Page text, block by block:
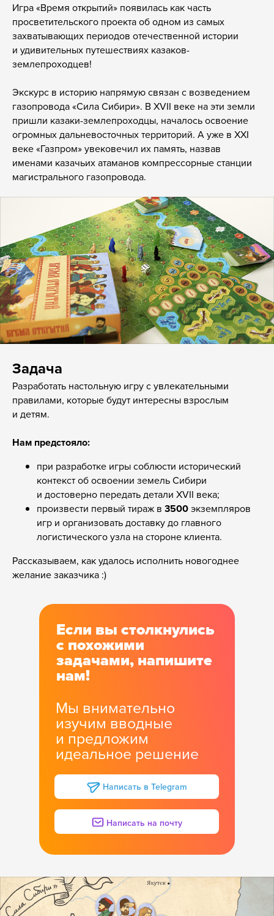
Игра «Время открытий» появилась как часть
просветительского проекта об одном из самых
захватывающих периодов отечественной истории
и удивительных путешествиях казаков-
землепроходцев!
Экскурс в историю напрямую связан с возведением
газопровода «Сила Сибири». В XVII веке на эти земли
пришли казаки-землепроходцы, началось освоение
огромных дальневосточных территорий. А уже в XXI
веке «Газпром» увековечил их память, назвав
именами казачьих атаманов компрессорные станции
магистрального газопровода.
Задача
Разработать настольную игру с увлекательными
правилами, которые будут интересны взрослым
и детям.
Нам предстояло:
при разработке игры соблюсти исторический
контекст об освоении земель Сибири
и достоверно передать детали XVII века;
произвести первый тираж в 3500экземпляров
игр и организовать доставку до главного
логистического узла на стороне клиента.
Рассказываем, как удалось исполнить новогоднее
желание заказчика :)
Если вы столкнулись
с похожими
задачами, напишите
нам!
Мы внимательно
изучим вводные
и предложим
идеальное решение
Написать в Telegram
Написать на почту